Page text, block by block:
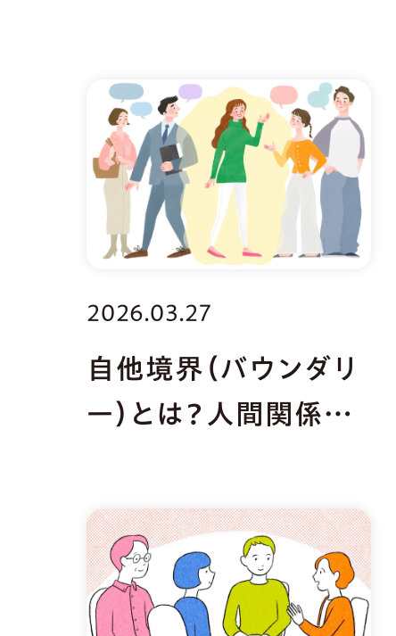
2026.03.27
自他境界（バウンダリ
ー）とは？人間関係を